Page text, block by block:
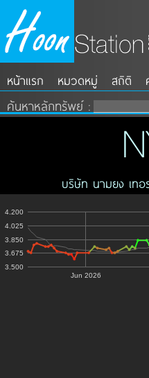
หน้าแรก หมวดหมู่ สถิติ
ค้นหาหลักทรัพย์ :
บริษัท นามยง เท
Jun 2026
3.500
3.675
3.850
4.025
4.200